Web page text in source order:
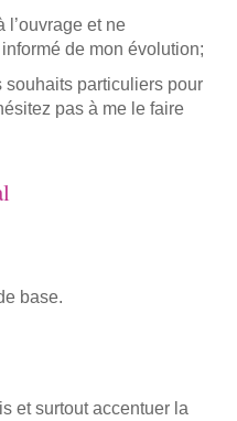
l’ouvrage et ne
de mon évolution;
souhaits particuliers pour
pas à me le faire
base.
et surtout accentuer la